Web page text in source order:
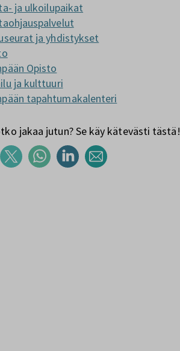
ja ulkoilupaikat
ja yhdistykset
Opisto
ja kulttuuri
tapahtumakalenteri
jakaa jutun? Se käy kätevästi tästä!